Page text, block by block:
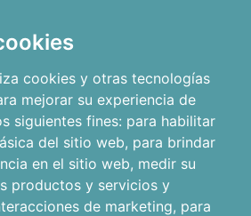
cookies y otras tecnologías
mejorar su experiencia de
siguientes fines: para habilitar
del sitio web, para brindar
en el sitio web, medir su
productos y servicios y
de marketing, para